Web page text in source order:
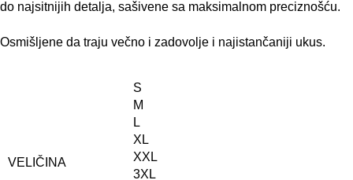
do najsitnijih detalja, sašivene sa maksimalnom preciznošću.
Osmišljene da traju večno i zadovolje i najistančaniji ukus.
VELIČINA
S
M
L
XL
XXL
3XL